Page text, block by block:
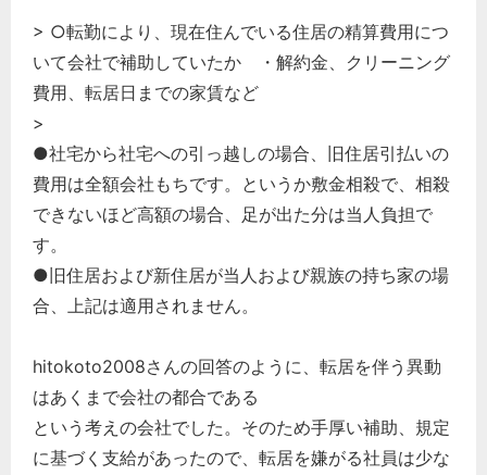
> ○転勤により、現在住んでいる住居の精算費用につ
いて会社で補助していたか ・解約金、クリーニング
費用、転居日までの家賃など
>
●社宅から社宅への引っ越しの場合、旧住居引払いの
費用は全額会社もちです。というか敷金相殺で、相殺
できないほど高額の場合、足が出た分は当人負担で
す。
●旧住居および新住居が当人および親族の持ち家の場
合、上記は適用されません。
hitokoto2008さんの回答のように、転居を伴う異動
はあくまで会社の都合である
という考えの会社でした。そのため手厚い補助、規定
に基づく支給があったので、転居を嫌がる社員は少な